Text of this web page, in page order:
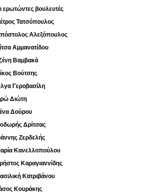
ερωτώντες βουλευτές
Τατσόπουλος
Αλεξόπουλος
Αμμανατίδου
Βαμβακά
Βούτσης
Γεροβασίλη
Διώτη
Δούρου
Δρίτσας
Ζερδελής
Κανελλοπούλου
Καραγιαννίδης
Κατριβάνου
Κουράκης